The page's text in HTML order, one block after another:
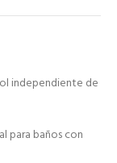
independiente de
para baños con